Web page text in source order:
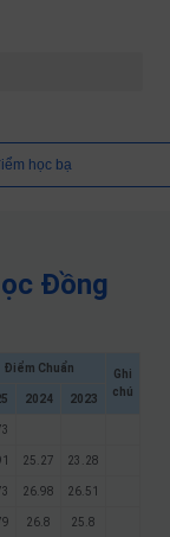
học bạ
Đồng
Điểm Chuẩn
Ghi
chú
2024 2023
25.27 23.28
26.98 26.51
26.8 25.8